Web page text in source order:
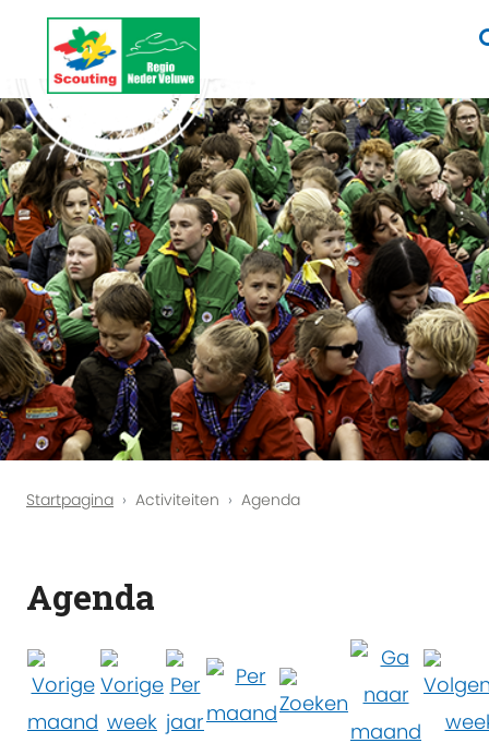
Startpagina Activiteiten Agenda
Agenda